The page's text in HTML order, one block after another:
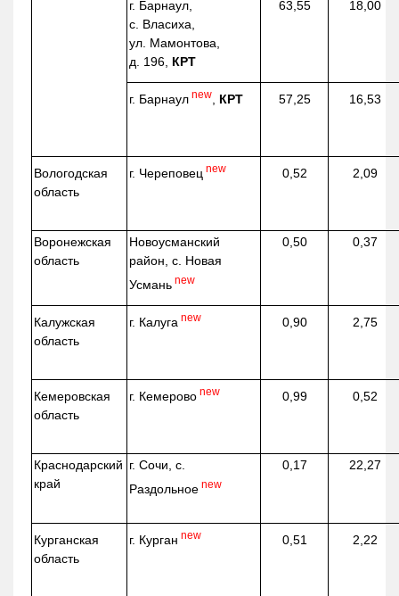
г. Барнаул,
с. Власиха,
ул. Мамонтова,
д. 196, КРТ
63,55 18,00
г. Барнаул new КРТ 57,25 16,53
Вологодская
область
г. Череповец new 0,52 2,09
Воронежская
область
Новоусманский
район, с. Новая
Усмань new
0,50 0,37
Калужская
область
г. Калуга new 0,90 2,75
Кемеровская
область
г. Кемерово new 0,99 0,52
Краснодарский
край
г. Сочи, с.
Раздольное new
0,17 22,27
Курганская
область
г. Курган new 0,51 2,22